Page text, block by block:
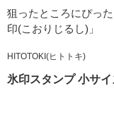
狙ったところにぴっ
印(こおりじるし)」
HITOTOKI(ヒトトキ)
氷印スタンプ 小サ